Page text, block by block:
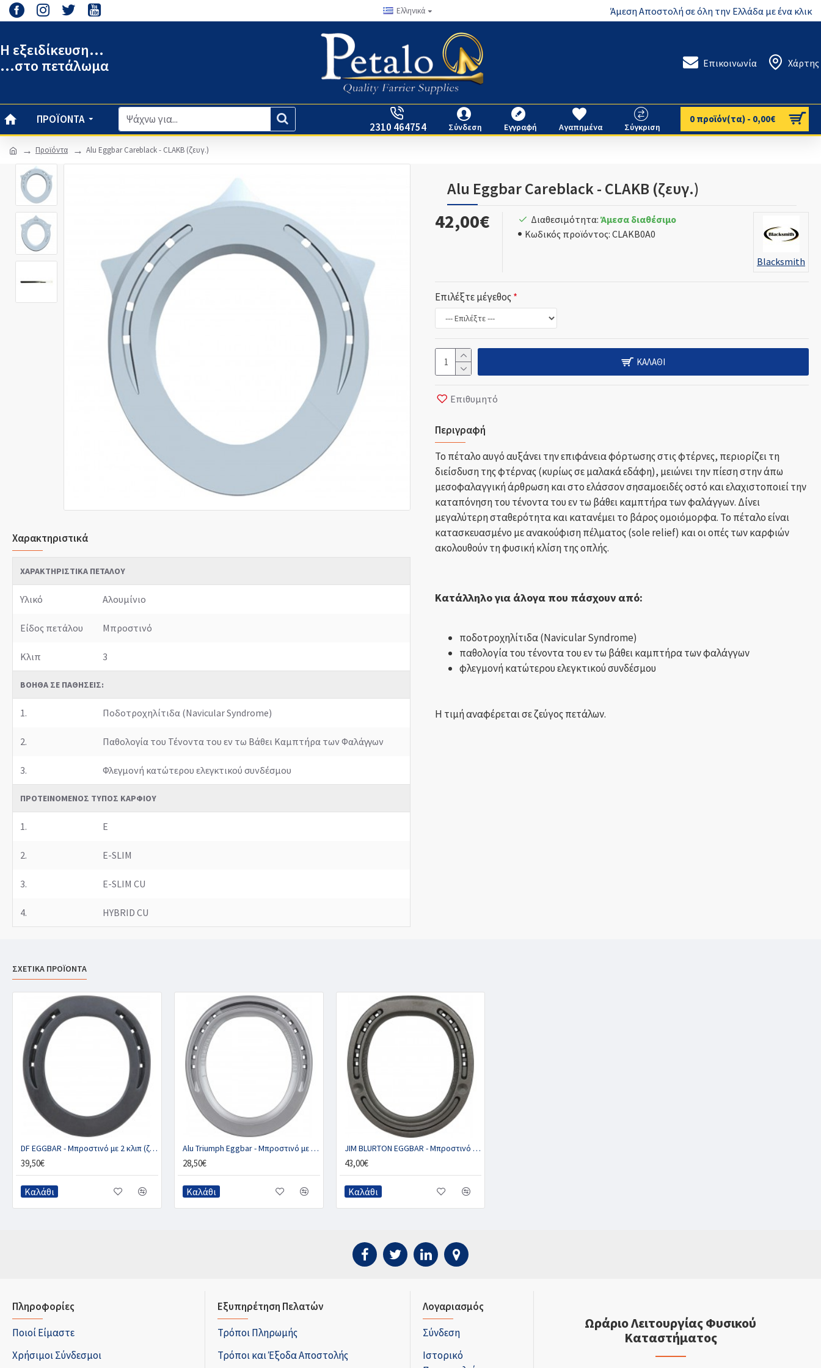
Ελληνικά Άμεση Αποστολή σε όλη την Ελλάδα με ένα κλικ
Η εξειδίκευση...
...στο πετάλωμα
Επικοινωνία Χάρτης
ΠΡΟΪΌΝΤΑ
2310 464754 Σύνδεση Εγγραφή Αγαπημένα Σύγκριση
0 προϊόν(τα) - 0,00€
Προϊόντα Alu Eggbar Careblack - CLAKB (ζευγ.)
Χαρακτηριστικά
ΧΑΡΑΚΤΗΡΙΣΤΙΚΆ ΠΕΤΆΛΟΥ
Υλικό Αλουμίνιο
Είδος πετάλου Μπροστινό
Κλιπ 3
ΒΟΗΘΆ ΣΕ ΠΑΘΉΣΕΙΣ:
1. Ποδοτροχηλίτιδα (Navicular Syndrome)
2. Παθολογία του Τένοντα του εν τω Βάθει Καμπτήρα των Φαλάγγων
3. Φλεγμονή κατώτερου ελεγκτικού συνδέσμου
ΠΡΟΤΕΙΝΌΜΕΝΟΣ ΤΎΠΟΣ ΚΑΡΦΙΟΎ
1. E
2. E-SLIM
3. E-SLIM CU
4. HYBRID CU
Alu Eggbar Careblack - CLAKB (ζευγ.)
42,00€ Διαθεσιμότητα: Άμεσα διαθέσιμο
Κωδικός προϊόντος: CLAKB0A0
Blacksmith
Επιλέξτε μέγεθος
ΚΑΛΆΘΙ
Επιθυμητό
Περιγραφή
Το πέταλο αυγό αυξάνει την επιφάνεια φόρτωσης στις φτέρνες, περιορίζει τη
διείσδυση της φτέρνας (κυρίως σε μαλακά εδάφη), μειώνει την πίεση στην άπω
μεσοφαλαγγική άρθρωση και στο ελάσσον σησαμοειδές οστό και ελαχιστοποιεί την
καταπόνηση του τένοντα του εν τω βάθει καμπτήρα των φαλάγγων. Δίνει
μεγαλύτερη σταθερότητα και κατανέμει το βάρος ομοιόμορφα. Το πέταλο είναι
κατασκευασμένο με ανακούφιση πέλματος (sole relief) και οι οπές των καρφιών
ακολουθούν τη φυσική κλίση της οπλής.
Κατάλληλο για άλογα που πάσχουν από:
ποδοτροχηλίτιδα (Navicular Syndrome)
παθολογία του τένοντα του εν τω βάθει καμπτήρα των φαλάγγων
φλεγμονή κατώτερου ελεγκτικού συνδέσμου
Η τιμή αναφέρεται σε ζεύγος πετάλων.
ΣΧΕΤΙΚΑ ΠΡΟΪΟΝΤΑ
DF EGGBAR - Μπροστινό με 2 κλιπ (ζευγ.)
39,50€
Καλάθι
Alu Triumph Eggbar - Μπροστινό με 2 κλιπ (ζευγ.)
28,50€
Καλάθι
JIM BLURTON EGGBAR - Μπροστινό με 2 κλιπ (ζευγ.)
43,00€
Καλάθι
Πληροφορίες
Ποιοί Είμαστε
Χρήσιμοι Σύνδεσμοι
Εξυπηρέτηση Πελατών
Τρόποι Πληρωμής
Τρόποι και Έξοδα Αποστολής
Λογαριασμός
Σύνδεση
Ιστορικό
Ωράριο Λειτουργίας Φυσικού
Καταστήματος